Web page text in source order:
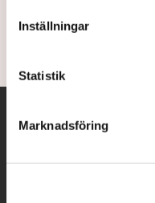
Inställningar
Statistik
Marknadsföring